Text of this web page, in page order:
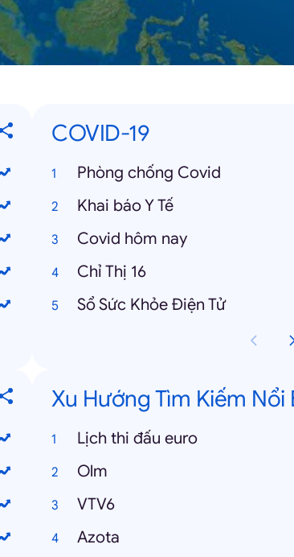
COVID-19
Phòng chống Covid
Khai báo Y Tế
Covid hôm nay
Chỉ Thị 16
Sổ Sức Khỏe Điện Tử
Xu Hướng Tìm Kiếm Nổi
Lịch thi đấu euro
Olm
VTV6
Azota